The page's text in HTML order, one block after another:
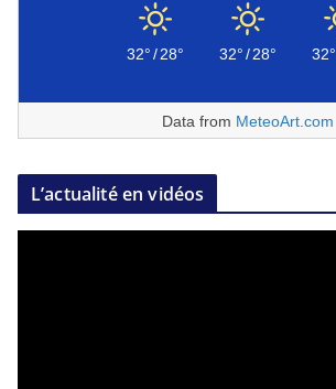
32°/28° 32°/28° 32°
Data from MeteoArt.com
L’actualité en vidéos